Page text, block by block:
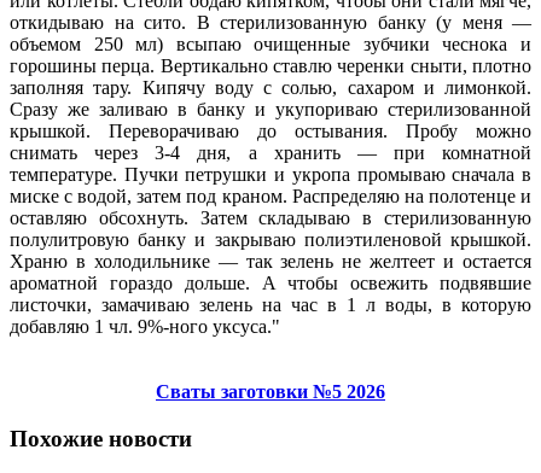
откидываю на сито. В стерилизованную банку (у меня —
объемом 250 мл) всыпаю очищенные зубчики чеснока и
горошины перца. Вертикально ставлю черенки сныти, плотно
заполняя тару. Кипячу воду с солью, сахаром и лимонкой.
Сразу же заливаю в банку и укупориваю стерилизованной
крышкой. Переворачиваю до остывания. Пробу можно
снимать через 3-4 дня, а хранить — при комнатной
температуре. Пучки петрушки и укропа промываю сначала в
миске с водой, затем под краном. Распределяю на полотенце и
оставляю обсохнуть. Затем складываю в стерилизованную
полулитровую банку и закрываю полиэтиленовой крышкой.
Храню в холодильнике — так зелень не желтеет и остается
ароматной гораздо дольше. А чтобы освежить подвявшие
листочки, замачиваю зелень на час в 1 л воды, в которую
добавляю 1 чл. 9%-ного уксуса.
Сваты заготовки №5 2026
Похожие новости